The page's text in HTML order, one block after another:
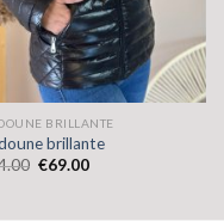
BRILLANTE
brillante
€69.00